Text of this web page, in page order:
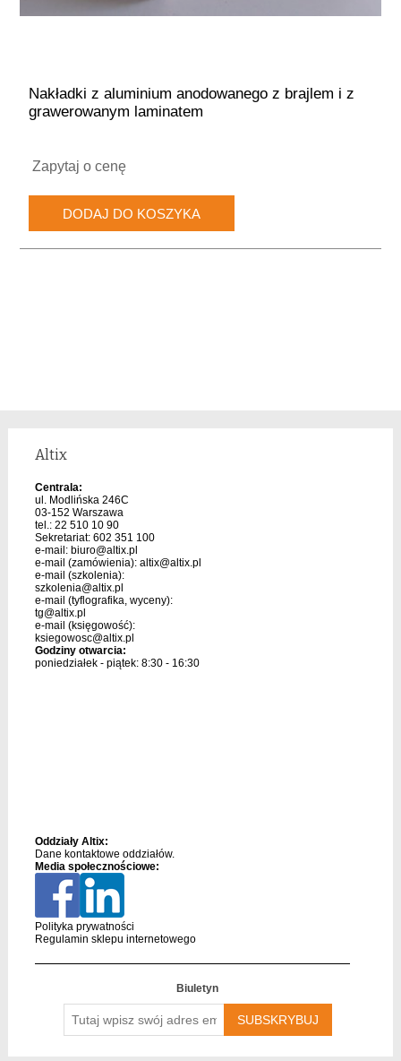
Nakładki z aluminium anodowanego z brajlem i z
grawerowanym laminatem
Zapytaj o cenę
Altix
Centrala:
ul. Modlińska 246C
03-152 Warszawa
tel.: 22 510 10 90
Sekretariat: 602 351 100
e-mail: biuro@altix.pl
e-mail (zamówienia): altix@altix.pl
e-mail (szkolenia):
szkolenia@altix.pl
e-mail (tyflografika, wyceny):
tg@altix.pl
e-mail (księgowość):
ksiegowosc@altix.pl
Godziny otwarcia:
poniedziałek - piątek: 8:30 - 16:30
Oddziały Altix:
Dane kontaktowe oddziałów.
Media społecznościowe:
Polityka prywatności
Regulamin sklepu internetowego
Biuletyn
wpisz
swój